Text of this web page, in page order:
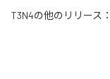
T3N4の他のリリース：